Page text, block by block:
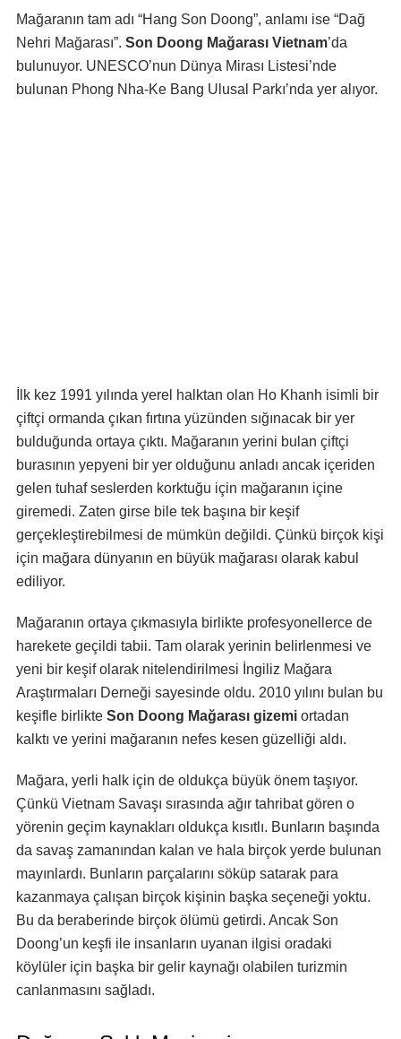
Mağaranın tam adı “Hang Son Doong”, anlamı ise “Dağ
Nehri Mağarası”. Son Doong Mağarası Vietnam’da
bulunuyor. UNESCO’nun Dünya Mirası Listesi’nde
bulunan Phong Nha-Ke Bang Ulusal Parkı’nda yer alıyor.
İlk kez 1991 yılında yerel halktan olan Ho Khanh isimli bir
çiftçi ormanda çıkan fırtına yüzünden sığınacak bir yer
bulduğunda ortaya çıktı. Mağaranın yerini bulan çiftçi
burasının yepyeni bir yer olduğunu anladı ancak içeriden
gelen tuhaf seslerden korktuğu için mağaranın içine
giremedi. Zaten girse bile tek başına bir keşif
gerçekleştirebilmesi de mümkün değildi. Çünkü birçok kişi
için mağara dünyanın en büyük mağarası olarak kabul
ediliyor.
Mağaranın ortaya çıkmasıyla birlikte profesyonellerce de
harekete geçildi tabii. Tam olarak yerinin belirlenmesi ve
yeni bir keşif olarak nitelendirilmesi İngiliz Mağara
Araştırmaları Derneği sayesinde oldu. 2010 yılını bulan bu
keşifle birlikte Son Doong Mağarası gizemi ortadan
kalktı ve yerini mağaranın nefes kesen güzelliği aldı.
Mağara, yerli halk için de oldukça büyük önem taşıyor.
Çünkü Vietnam Savaşı sırasında ağır tahribat gören o
yörenin geçim kaynakları oldukça kısıtlı. Bunların başında
da savaş zamanından kalan ve hala birçok yerde bulunan
mayınlardı. Bunların parçalarını söküp satarak para
kazanmaya çalışan birçok kişinin başka seçeneği yoktu.
Bu da beraberinde birçok ölümü getirdi. Ancak Son
Doong’un keşfi ile insanların uyanan ilgisi oradaki
köylüler için başka bir gelir kaynağı olabilen turizmin
canlanmasını sağladı.